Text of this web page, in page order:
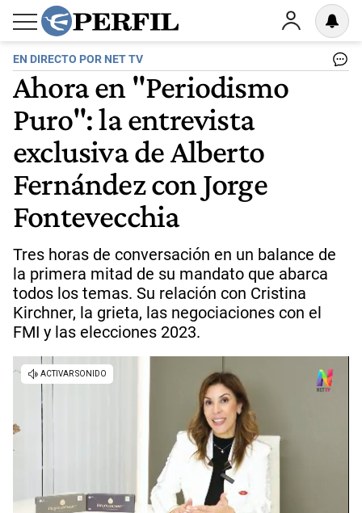
EN DIRECTO POR NET TV
Ahora en "Periodismo
Puro": la entrevista
exclusiva de Alberto
Fernández con Jorge
Fontevecchia
Tres horas de conversación en un balance de
la primera mitad de su mandato que abarca
todos los temas. Su relación con Cristina
Kirchner, la grieta, las negociaciones con el
FMI y las elecciones 2023.